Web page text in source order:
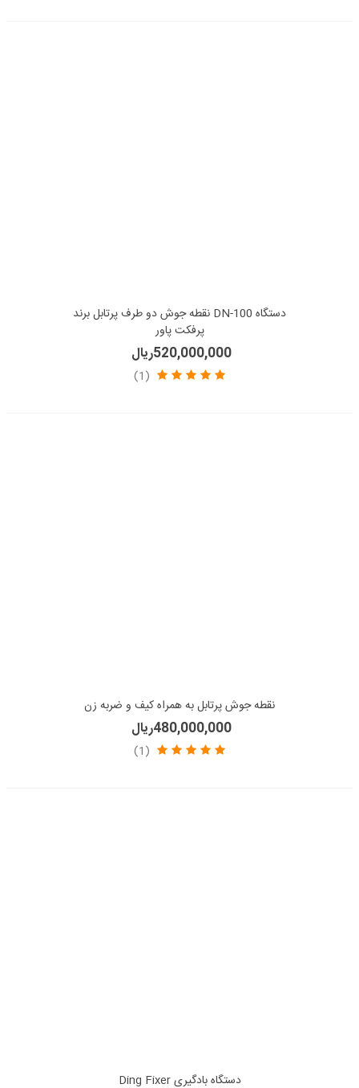
دستگاه DN-100 نقطه جوش دو طرف پرتابل برند
پرفکت پاور
520,000,000ریال
(1)
نقطه جوش پرتابل به همراه کیف و ضربه زن
480,000,000ریال
(1)
دستگاه بادگیری Ding Fixer